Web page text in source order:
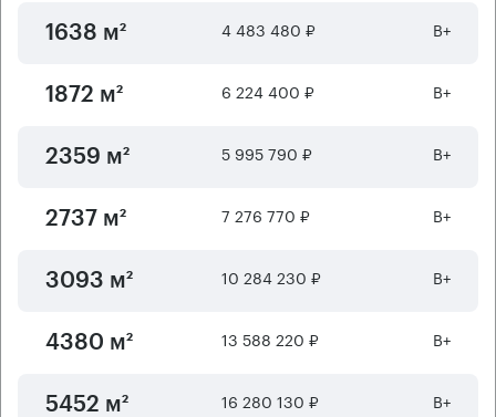
1638 м² 4 483 480 ₽ B+
1872 м² 6 224 400 ₽ B+
2359 м² 5 995 790 ₽ B+
2737 м² 7 276 770 ₽ B+
3093 м² 10 284 230 ₽ B+
4380 м² 13 588 220 ₽ B+
5452 м² 16 280 130 ₽ B+